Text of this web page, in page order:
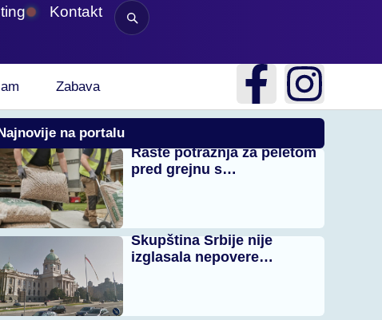
Kontakt
Zabava
na portalu
Raste potražnja za peletom
pred grejnu s…
Skupština Srbije nije
izglasala nepovere…